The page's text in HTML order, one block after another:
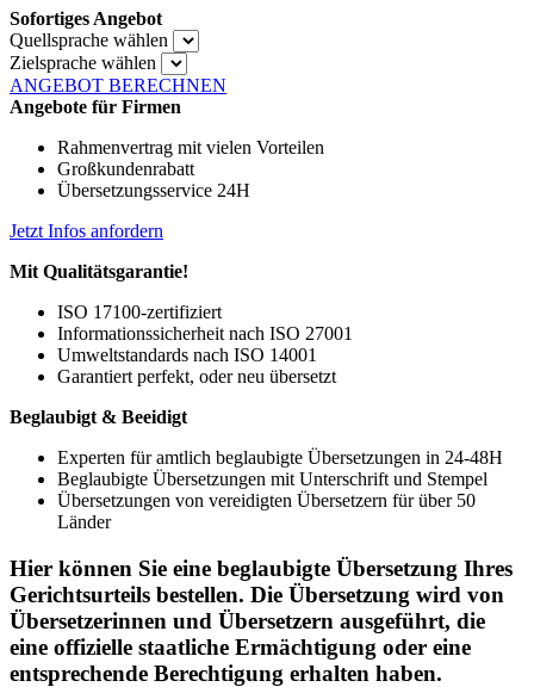
Sofortiges Angebot
Quellsprache wählen
Zielsprache wählen
ANGEBOT BERECHNEN
Angebote für Firmen
Rahmenvertrag mit vielen Vorteilen
Großkundenrabatt
Übersetzungsservice 24H
Jetzt Infos anfordern
Mit Qualitätsgarantie!
ISO 17100-zertifiziert
Informationssicherheit nach ISO 27001
Umweltstandards nach ISO 14001
Garantiert perfekt, oder neu übersetzt
Beglaubigt & Beeidigt
Experten für amtlich beglaubigte Übersetzungen in 24-48H
Beglaubigte Übersetzungen mit Unterschrift und Stempel
Übersetzungen von vereidigten Übersetzern für über 50
Länder
Hier können Sie eine beglaubigte Übersetzung Ihres
Gerichtsurteils bestellen. Die Übersetzung wird von
Übersetzerinnen und Übersetzern ausgeführt, die
eine offizielle staatliche Ermächtigung oder eine
entsprechende Berechtigung erhalten haben.